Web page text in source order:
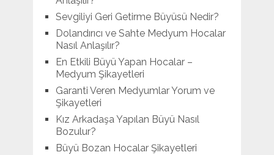
Sevgiliyi Geri Getirme Büyüsü Nedir?
Dolandırıcı ve Sahte Medyum Hocalar
Nasıl Anlaşılır?
En Etkili Büyü Yapan Hocalar –
Medyum Şikayetleri
Garanti Veren Medyumlar Yorum ve
Şikayetleri
Kız Arkadaşa Yapılan Büyü Nasıl
Bozulur?
Büyü Bozan Hocalar Şikayetleri